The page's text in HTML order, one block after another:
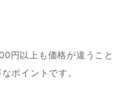
円以上も価格が違うこと
ポイントです。